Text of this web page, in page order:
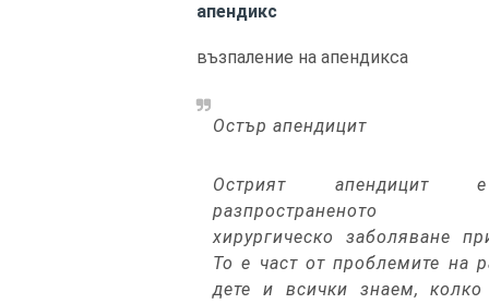
апендикс
възпаление на апендикса
Остър апендицит
Острият апендицит
разпространеното
хирургическо заболяване
То е част от проблемите на
дете и всички знаем,